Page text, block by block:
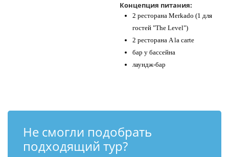
Концепция питания:
2 ресторана Merkado (1 для
гостей "The Level")
2 ресторана A la carte
бар у бассейна
лаундж-бар
Не смогли подобрать
подходящий тур?